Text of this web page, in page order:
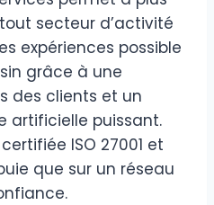
secteur d’activité
expériences possible
grâce à une
des clients et un
artificielle puissant.
ISO 27001 et
que sur un réseau